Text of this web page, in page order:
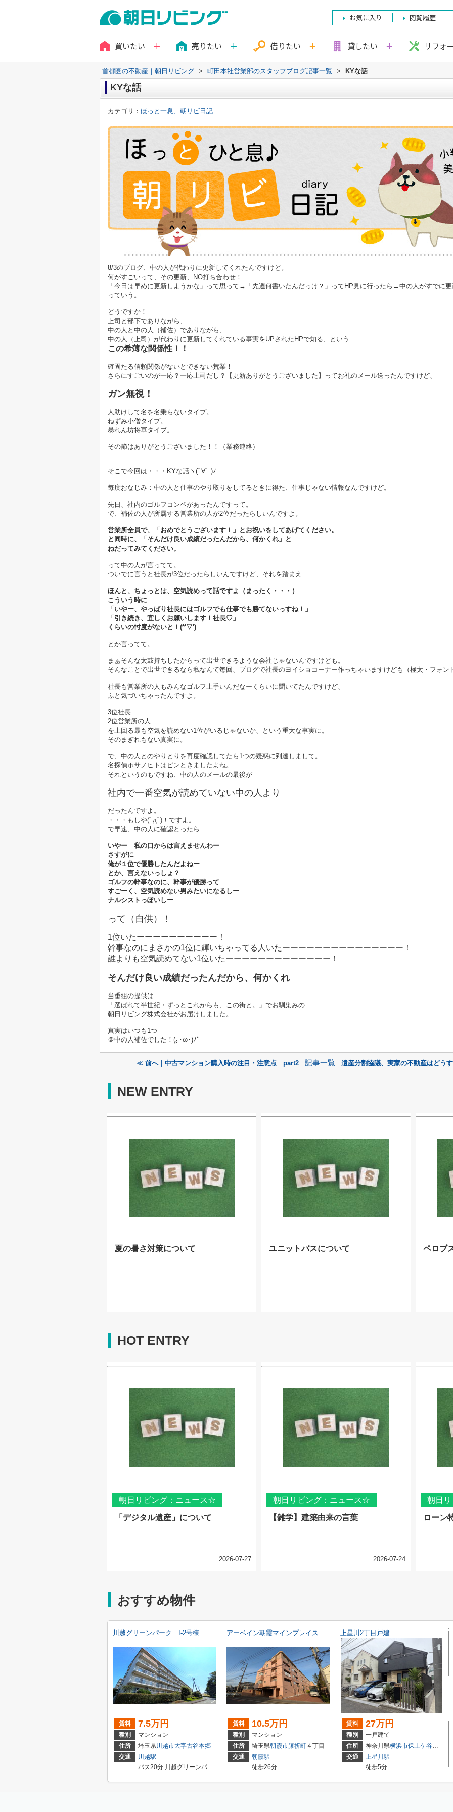
お気に入り 閲覧履歴
買いたい 売りたい 借りたい 貸したい リフォ
首都圏の不動産｜朝日リビング > 町田本社営業部のスタッフブログ記事一覧 > KYな話
KYな話
カテゴリ： ほっと一息、朝リビ日記
8/3のブログ、中の人が代わりに更新してくれたんですけど。
何がすごいって、その更新、NO打ち合わせ！
「今日は早めに更新しようかな」って思って→「先週何書いたんだっけ？」ってHP見に行ったら→中の人がすでに更
っていう。
どうですか！
上司と部下でありながら、
中の人と中の人（補佐）でありながら、
中の人（上司）が代わりに更新してくれている事実をUPされたHPで知る、という
この希薄な関係性！！
確固たる信頼関係がないとできない荒業！
さらにすごいのが一応？一応上司だし？【更新ありがとうございました】ってお礼のメール送ったんですけど、
ガン無視！
人助けして名を名乗らないタイプ。
ねずみ小僧タイプ。
暴れん坊将軍タイプ。
その節はありがとうございました！！（業務連絡）
そこで今回は・・・KYな話ヽ(ﾟ∀ﾟ )ﾉ
毎度おなじみ：中の人と仕事のやり取りをしてるときに得た、仕事じゃない情報なんですけど。
先日、社内のゴルフコンペがあったんですって。
で、補佐の人が所属する営業所の人が2位だったらしいんですよ。
営業所全員で、「おめでとうございます！」とお祝いをしてあげてください。
と同時に、「そんだけ良い成績だったんだから、何かくれ」と
ねだってみてください。
って中の人が言ってて。
ついでに言うと社長が3位だったらしいんですけど、それを踏まえ
ほんと、ちょっとは、空気読めって話ですよ（まったく・・・）
こういう時に
「いやー、やっぱり社長にはゴルフでも仕事でも勝てないっすね！」
「引き続き、宜しくお願いします！社長♡」
くらいの忖度がないと！(*'▽')
とか言ってて。
まぁそんな太鼓持ちしたからって出世できるような会社じゃないんですけども。
そんなことで出世できるなら私なんて毎回、ブログで社長のヨイショコーナー作っちゃいますけども（極太・フォン
社長も営業所の人もみんなゴルフ上手いんだなーくらいに聞いてたんですけど、
ふと気づいちゃったんですよ。
3位社長
2位営業所の人
を上回る最も空気を読めない1位がいるじゃないか、という重大な事実に。
そのまぎれもない真実に。
で、中の人とのやりとりを再度確認してたら1つの疑惑に到達しまして。
名探偵ホサノヒトはピンときましたよね。
それというのもですね、中の人のメールの最後が
社内で一番空気が読めていない中の人より
だったんですよ。
・・・もしや(ﾟдﾟ)！ですよ。
で早速、中の人に確認とったら
いやー 私の口からは言えませんわー
さすがに
俺が１位で優勝したんだよねー
とか、言えないっしょ？
ゴルフの幹事なのに、幹事が優勝って
すごーく、空気読めない男みたいになるしー
ナルシストっぽいしー
って（自供）！
1位いたーーーーーーーーーー！
幹事なのにまさかの1位に輝いちゃってる人いたーーーーーーーーーーーーーーー！
誰よりも空気読めてない1位いたーーーーーーーーーーーーー！
そんだけ良い成績だったんだから、何かくれ
当番組の提供は
「選ばれて半世紀・ずっとこれからも、この街と。」でお馴染みの
朝日リビング株式会社がお届けしました。
真実はいつも1つ
＠中の人補佐でした！(｡･ω･)ﾉﾞ
≪ 前へ｜中古マンション購入時の注目・注意点 part2 記事一覧 遺産分割協議、実家の不動産はど
NEW ENTRY
夏の暑さ対策について ユニットバスについて ペロブ
HOT ENTRY
朝日リビング：ニュース☆
「デジタル遺産」について
2026-07-27
朝日リビング：ニュース☆
【雑学】建築由来の言葉
2026-07-24
朝日
ローン
おすすめ物件
川越グリーンパーク I-2号棟
賃料 7.5万円
種別
マンション
住所
埼玉県 川越市大字古谷本郷
交通
川越駅
バス20分 川越グリーンパーク 停歩6分
アーベイン朝霞マインプレイス
賃料 10.5万円
種別
マンション
住所
埼玉県朝霞市膝折町４丁目
交通
朝霞駅
徒歩26分
上星川2丁目戸建
賃料 27万円
種別
一戸建て
住所
神奈川県横浜市保土ケ谷区 上星川
交通
上星川駅
徒歩5分